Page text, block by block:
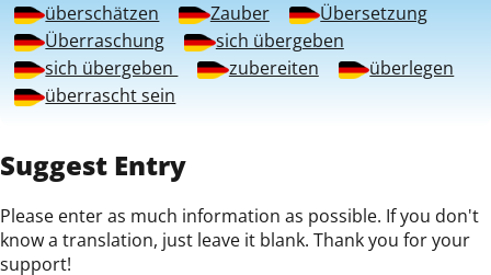
überschätzen
Zauber
Übersetzung
Überraschung
sich übergeben
sich übergeben
zubereiten
überlegen
überrascht sein
Suggest Entry
Please enter as much information as possible. If you don't
know a translation, just leave it blank. Thank you for your
support!